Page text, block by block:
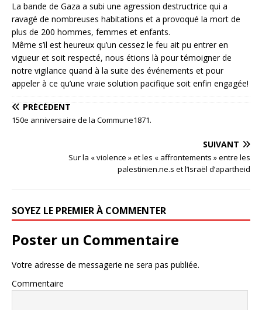
La bande de Gaza a subi une agression destructrice qui a
ravagé de nombreuses habitations et a provoqué la mort de
plus de 200 hommes, femmes et enfants.
Même s’il est heureux qu’un cessez le feu ait pu entrer en
vigueur et soit respecté, nous étions là pour témoigner de
notre vigilance quand à la suite des événements et pour
appeler à ce qu’une vraie solution pacifique soit enfin engagée!
PRÉCÉDENT
150e anniversaire de la Commune1871.
SUIVANT
Sur la « violence » et les « affrontements » entre les
palestinien.ne.s et l’Israël d’apartheid
SOYEZ LE PREMIER À COMMENTER
Poster un Commentaire
Votre adresse de messagerie ne sera pas publiée.
Commentaire